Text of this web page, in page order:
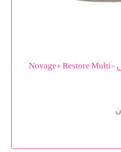
کرم شب ریستور نویج پلاس Novage+ Restore Multi-